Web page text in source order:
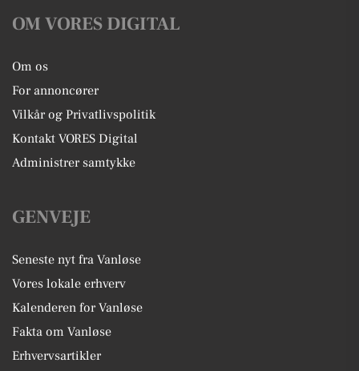
OM VORES DIGITAL
Om os
For annoncører
Vilkår og Privatlivspolitik
Kontakt VORES Digital
Administrer samtykke
GENVEJE
Seneste nyt fra Vanløse
Vores lokale erhverv
Kalenderen for Vanløse
Fakta om Vanløse
Erhvervsartikler